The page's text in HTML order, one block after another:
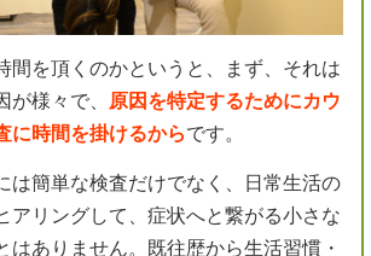
間を頂くのかというと、まず、それは
が様々で、
原因を特定するためにカウ
に時間を掛けるからです。
は簡単な検査だけでなく、日常生活の
アリングして、症状へと繋がる小さな
はありません。既往歴から生活習慣・